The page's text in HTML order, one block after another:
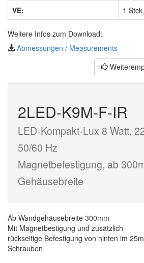
VE:
1 Stck
Weitere Infos zum Download:
Abmessungen / Measurements
2LED-K9M-F-IR
LED-Kompakt-Lux 8 Watt,
50/60 Hz
Magnetbefestigung, ab
Gehäusebreite
Ab Wandgehäusebreite 300mm
Mit Magnetbestigung und zusätzlich
rückseitige Befestigung von hinten im
Schrauben